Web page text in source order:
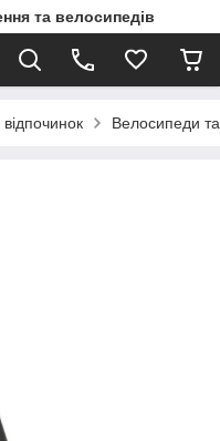
та велосипедів
Велосипеди